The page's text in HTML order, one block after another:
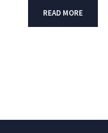
READ MORE